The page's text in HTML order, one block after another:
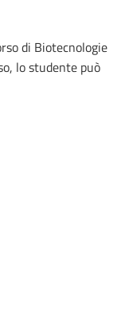
di Biotecnologie
lo studente può